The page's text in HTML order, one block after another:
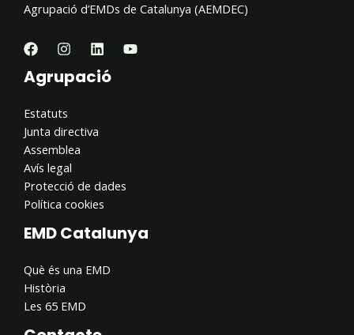
Agrupació d’EMDs de Catalunya (AEMDEC)
Agrupació
Estatuts
Junta directiva
Assemblea
Avís legal
Protecció de dades
Política cookies
EMD Catalunya
Què és una EMD
Història
Les 65 EMD